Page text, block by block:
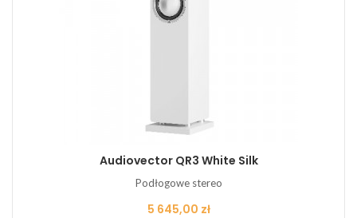
Audiovector QR3 White Silk
Podłogowe stereo
Cena
5 645,00 zł